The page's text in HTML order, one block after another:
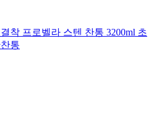
착 프로벨라 스텐 찬통 3200ml 초
통